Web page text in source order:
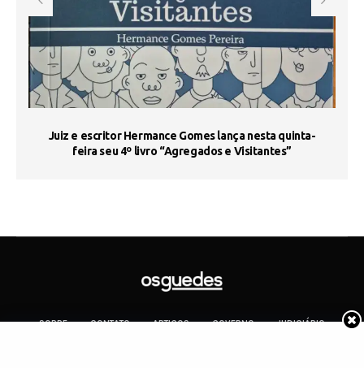
Juiz e escritor Hermance Gomes lança nesta quinta-
feira seu 4º livro “Agregados e Visitantes”
SOBRE CONTATO ARTIGOS GOVERNO
JUDICIÁRIO